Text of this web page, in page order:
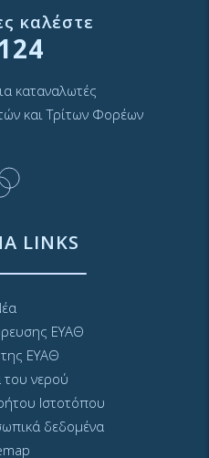
καλέστε
καταναλωτές
και Τρίτων Φορέων
LINKS
ΕΥΑΘ
της ΕΥΑΘ
του νερού
Ιστοτόπου
δεδομένα